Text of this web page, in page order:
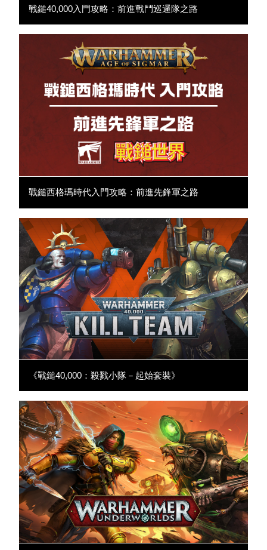
戰鎚40,000入門攻略：前進戰鬥巡邏隊之路
戰鎚西格瑪時代入門攻略：前進先鋒軍之路
《戰鎚40,000：殺戮小隊－起始套裝》